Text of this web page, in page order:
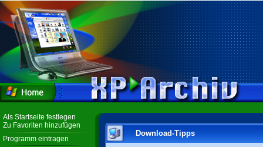
Als Startseite festlegen
Zu Favoriten hinzufügen
Programm eintragen
Download-Tipps